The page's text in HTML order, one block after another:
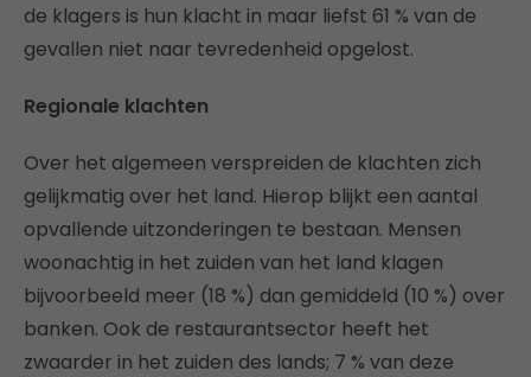
de klagers is hun klacht in maar liefst 61 % van de
gevallen niet naar tevredenheid opgelost.
Regionale klachten
Over het algemeen verspreiden de klachten zich
gelijkmatig over het land. Hierop blijkt een aantal
opvallende uitzonderingen te bestaan. Mensen
woonachtig in het zuiden van het land klagen
bijvoorbeeld meer (18 %) dan gemiddeld (10 %) over
banken. Ook de restaurantsector heeft het
zwaarder in het zuiden des lands; 7 % van deze